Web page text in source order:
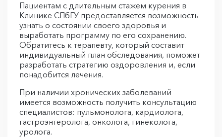
Пациентам с длительным стажем курения в
Клинике СПбГУ предоставляется возможность
узнать о состоянии своего здоровья и
выработать программу по его сохранению.
Обратитесь к терапевту, который составит
индивидуальный план обследования, поможет
разработать стратегию оздоровления и, если
понадобится лечения.
При наличии хронических заболеваний
имеется возможность получить консультацию
специалистов: пульмонолога, кардиолога,
гастроэнтеролога, онколога, гинеколога,
уролога.